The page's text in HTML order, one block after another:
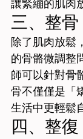
讓緊繃的肌肉
三、整
除了肌肉放鬆
的骨骼微調整
師可以針對骨
骨不僅僅是「
生活中更輕鬆
四、整